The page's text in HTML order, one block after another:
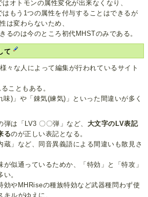
はオトモンの属性変化が出来なくなり、
はもう1つの属性を付与することはできるが
は変わらないため、
るのは今のところ初代MHSTのみである。
て
々な人によって編集が行われているサイト
こともある。
味)」や「錬気(練気)」といった間違いが多く
弾は「LV3 〇〇弾」など、 大文字のLV表記
るのが正しい表記となる。
蔵」など、同音異義語による間違いも散見さ
が似通っているためか、「特効」と「特攻」
。
効やMHRiseの種族特効など武器種問わず使
ルがゆえに、